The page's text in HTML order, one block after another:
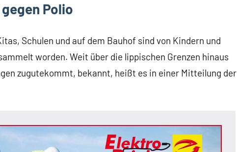
Polio
Schulen und auf dem Bauhof sind von Kindern und
worden. Weit über die lippischen Grenzen hinaus
zugutekommt, bekannt, heißt es in einer Mitteilung der